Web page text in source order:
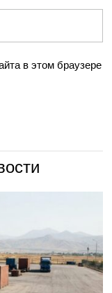
в этом браузере